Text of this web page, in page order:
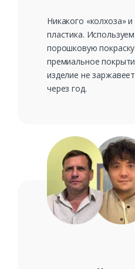
Никакого «колхоза»
пластика.
порошковую
премиальное
изделие не
через год.